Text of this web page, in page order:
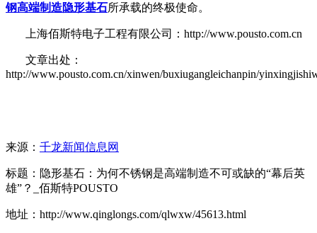
钢高端制造隐形基石所承载的终极使命。
上海佰斯特电子工程有限公司：http://www.pousto.com.cn
文章出处：
http://www.pousto.com.cn/xinwen/buxiugangleichanpin/
来源： 千龙新闻信息网
标题：隐形基石：为何不锈钢是高端制造不可或缺的“幕后英
雄”？_佰斯特POUSTO
地址：http://www.qinglongs.com/qlwxw/45613.html